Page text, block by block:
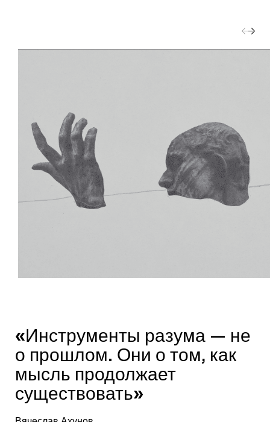
«Инструменты разума — не
о прошлом. Они о том, как
мысль продолжает
существовать»